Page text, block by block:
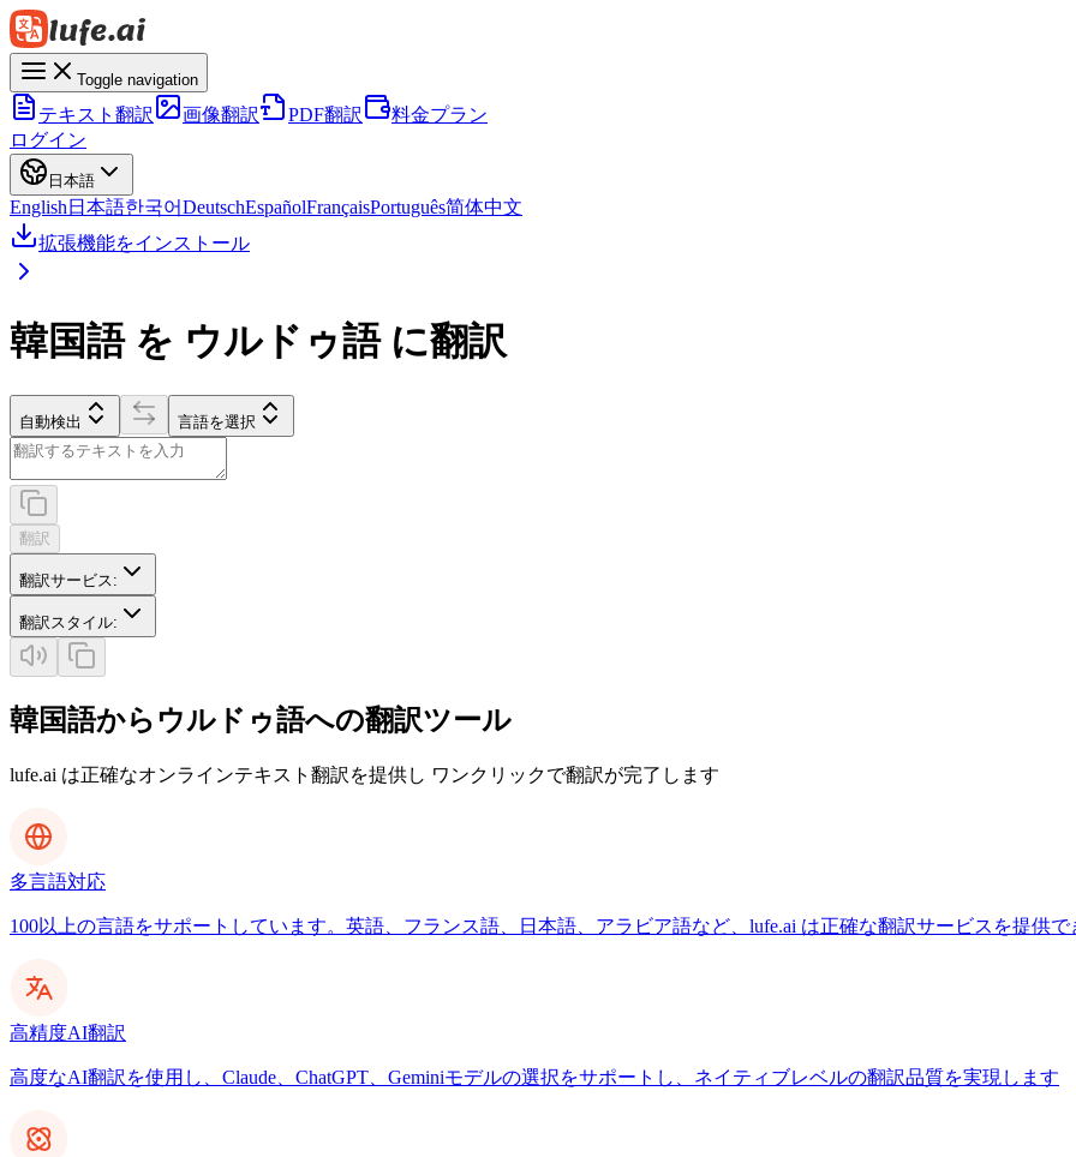
Toggle navigation
テキスト翻訳 画像翻訳 PDF翻訳
料金プラン
ログイン
日本語
English 日本語한국어DeutschEspañolFrançaisPortuguês简体中文
拡張機能をインストール
韓国語 を ウルドゥ語 に翻訳
自動検出 言語を選択
翻訳
翻訳サービス :
翻訳スタイル:
韓国語からウルドゥ語への翻訳ツール
lufe.ai は正確なオンラインテキスト翻訳を提供し ワンクリックで翻訳が完了します
多言語対応
100以上の言語をサポートしています。英語、フランス語、日本語、アラビア語など、lufe.ai は正確な翻訳サービスを提供で
高精度AI翻訳
高度なAI翻訳を使用し、Claude、ChatGPT、Geminiモデルの選択をサポートし、ネイティブレベルの翻訳品質を実現します